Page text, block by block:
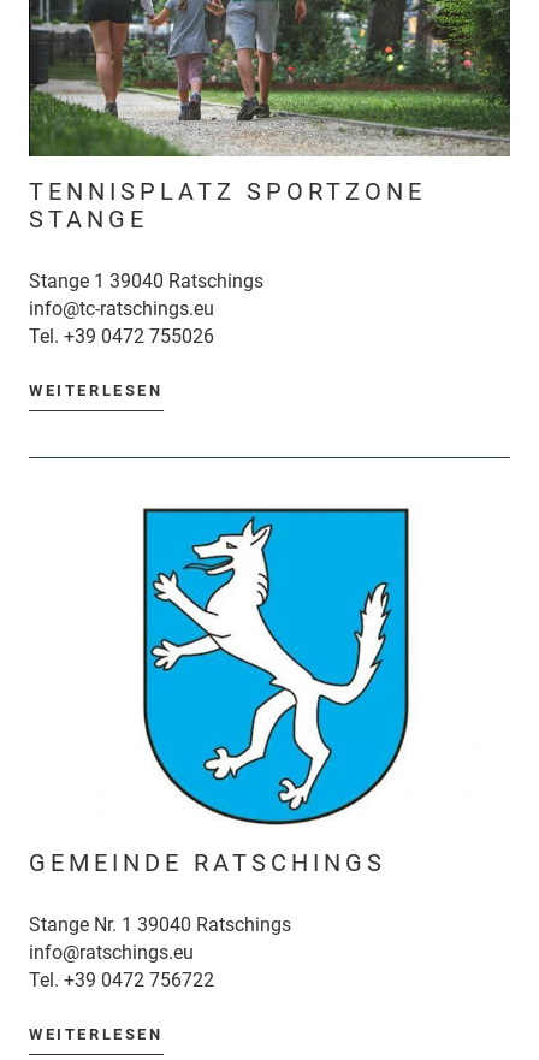
TENNISPLATZ SPORTZONE
STANGE
Stange 1 39040 Ratschings
info@tc-ratschings.eu
Tel. +39 0472 755026
WEITERLESEN
GEMEINDE RATSCHINGS
Stange Nr. 1 39040 Ratschings
info@ratschings.eu
Tel. +39 0472 756722
WEITERLESEN